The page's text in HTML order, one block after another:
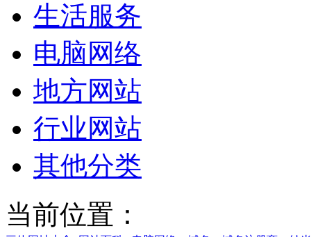
生活服务
电脑网络
地方网站
行业网站
其他分类
当前位置：